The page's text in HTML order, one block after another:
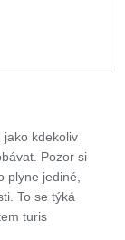
jako kdekoliv
Pozor si
plyne jediné,
To se týká
turis